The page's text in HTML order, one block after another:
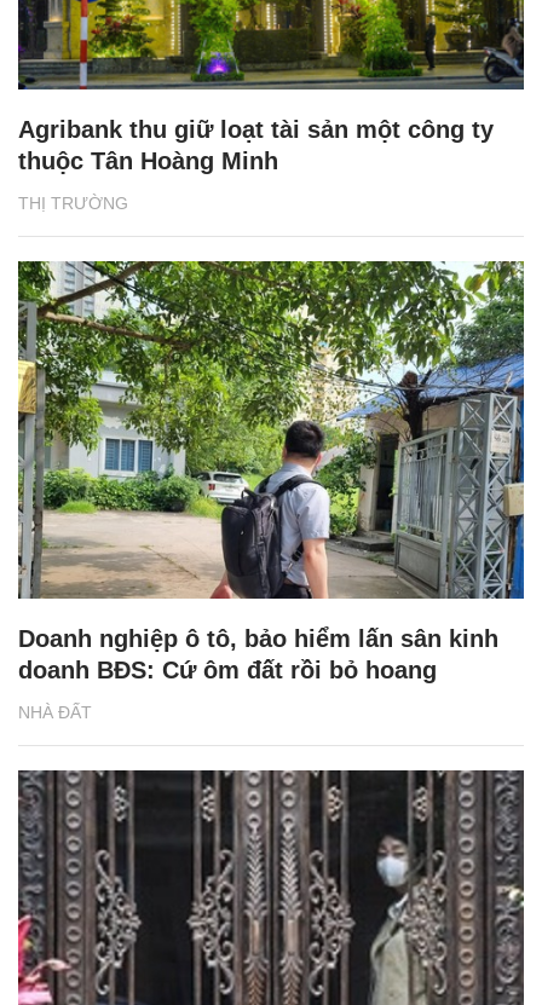
THỊ TRƯỜNG
Agribank thu giữ loạt tài sản một công ty
thuộc Tân Hoàng Minh
NHÀ ĐẤT
Doanh nghiệp ô tô, bảo hiểm lấn sân kinh
doanh BĐS: Cứ ôm đất rồi bỏ hoang